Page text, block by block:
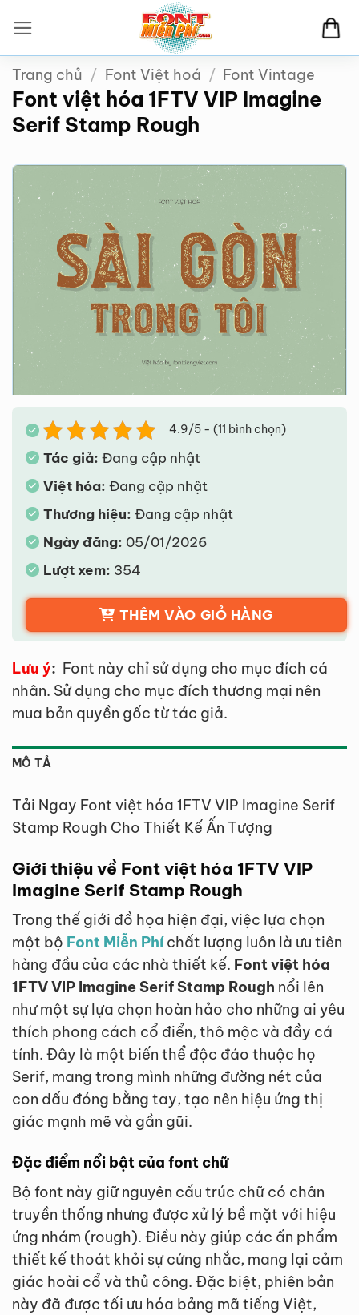
qua
nội
dung
Trang chủ / Font Việt hoá / Font Vintage
Font việt hóa 1FTV VIP Imagine
Serif Stamp Rough
4.9/5 - (11 bình chọn)
Tác giả: Đang cập nhật
Việt hóa: Đang cập nhật
Thương hiệu: Đang cập nhật
Ngày đăng: 05/01/2026
Lượt xem: 354
THÊM VÀO GIỎ HÀNG
Lưu ý: Font này chỉ sử dụng cho mục đích cá
nhân. Sử dụng cho mục đích thương mại nên
mua bản quyền gốc từ tác giả.
MÔ TẢ
Tải Ngay Font việt hóa 1FTV VIP Imagine Serif
Stamp Rough Cho Thiết Kế Ấn Tượng
Giới thiệu về Font việt hóa 1FTV VIP
Imagine Serif Stamp Rough
Trong thế giới đồ họa hiện đại, việc lựa chọn
một bộ Font Miễn Phíchất lượng luôn là ưu tiên
hàng đầu của các nhà thiết kế. Font việt hóa
1FTV VIP Imagine Serif Stamp Rough nổi lên
như một sự lựa chọn hoàn hảo cho những ai yêu
thích phong cách cổ điển, thô mộc và đầy cá
tính. Đây là một biến thể độc đáo thuộc họ
Serif, mang trong mình những đường nét của
con dấu đóng bằng tay, tạo nên hiệu ứng thị
giác mạnh mẽ và gần gũi.
Đặc điểm nổi bật của font chữ
Bộ font này giữ nguyên cấu trúc chữ có chân
truyền thống nhưng được xử lý bề mặt với hiệu
ứng nhám (rough). Điều này giúp các ấn phẩm
thiết kế thoát khỏi sự cứng nhắc, mang lại cảm
giác hoài cổ và thủ công. Đặc biệt, phiên bản
này đã được tối ưu hóa bảng mã tiếng Việt,